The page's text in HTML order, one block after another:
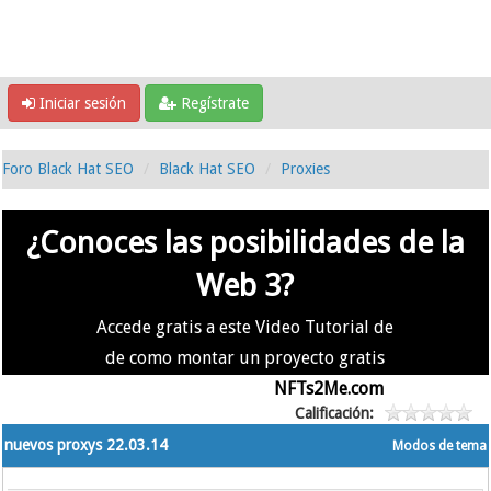
Iniciar sesión Regístrate
Foro Black Hat SEO Black Hat SEO Proxies
¿Conoces las posibilidades de la
Web 3?
Accede gratis a este Video Tutorial de
de como montar un proyecto gratis
NFTs2Me.com
Calificación:
Modos de tema
nuevos proxys 22.03.14